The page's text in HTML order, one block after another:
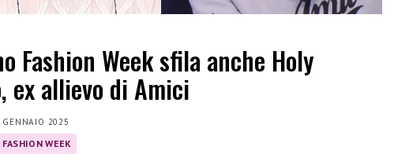
Fashion Week sfila anche Holy
ex allievo di Amici
GENNAIO 2025
WEEK